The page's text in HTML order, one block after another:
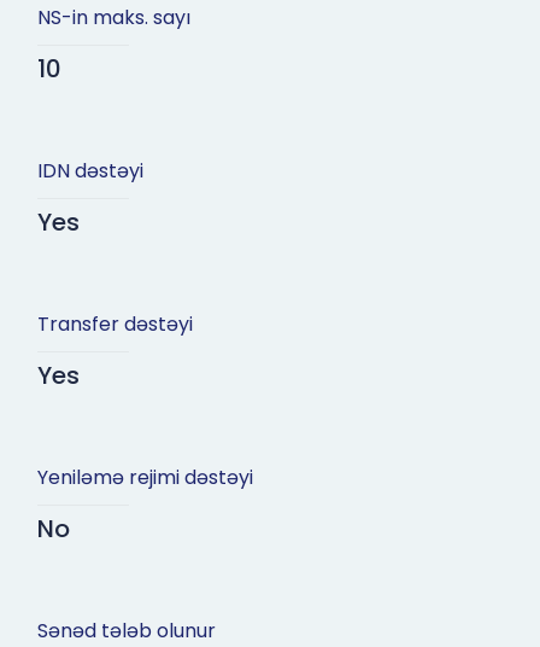
NS-in maks. sayı
10
IDN dəstəyi
Yes
Transfer dəstəyi
Yes
Yeniləmə rejimi dəstəyi
No
Sənəd tələb olunur